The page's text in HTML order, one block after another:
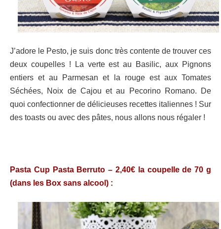
J’adore le Pesto, je suis donc très contente de trouver ces
deux coupelles ! La verte est au Basilic, aux Pignons
entiers et au Parmesan et la rouge est aux Tomates
Séchées, Noix de Cajou et au Pecorino Romano. De
quoi confectionner de délicieuses recettes italiennes ! Sur
des toasts ou avec des pâtes, nous allons nous régaler !
Pasta Cup Pasta Berruto – 2,40€ la coupelle de 70 g
(dans les Box sans alcool) :